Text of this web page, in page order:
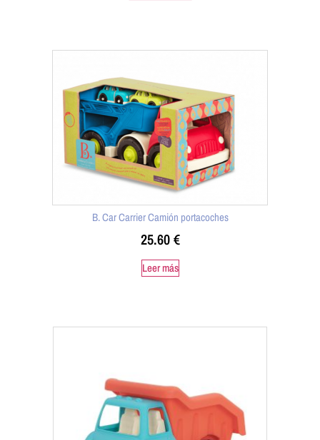
B. Car Carrier Camión portacoches
25.60€
Leer más